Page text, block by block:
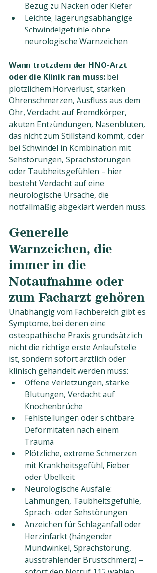
Bezug zu Nacken oder Kiefer
Leichte, lagerungsabhängige
Schwindelgefühle ohne
neurologische Warnzeichen
Wann trotzdem der HNO-Arzt
oder die Klinik ran muss: bei
plötzlichem Hörverlust, starken
Ohrenschmerzen, Ausfluss aus dem
Ohr, Verdacht auf Fremdkörper,
akuten Entzündungen, Nasenbluten,
das nicht zum Stillstand kommt, oder
bei Schwindel in Kombination mit
Sehstörungen, Sprachstörungen
oder Taubheitsgefühlen – hier
besteht Verdacht auf eine
neurologische Ursache, die
notfallmäßig abgeklärt werden muss.
Generelle
Warnzeichen, die
immer in die
Notaufnahme oder
zum Facharzt gehören
Unabhängig vom Fachbereich gibt es
Symptome, bei denen eine
osteopathische Praxis grundsätzlich
nicht die richtige erste Anlaufstelle
ist, sondern sofort ärztlich oder
klinisch gehandelt werden muss:
Offene Verletzungen, starke
Blutungen, Verdacht auf
Knochenbrüche
Fehlstellungen oder sichtbare
Deformitäten nach einem
Trauma
Plötzliche, extreme Schmerzen
mit Krankheitsgefühl, Fieber
oder Übelkeit
Neurologische Ausfälle:
Lähmungen, Taubheitsgefühle,
Sprach- oder Sehstörungen
Anzeichen für Schlaganfall oder
Herzinfarkt (hängender
Mundwinkel, Sprachstörung,
ausstrahlender Brustschmerz) –